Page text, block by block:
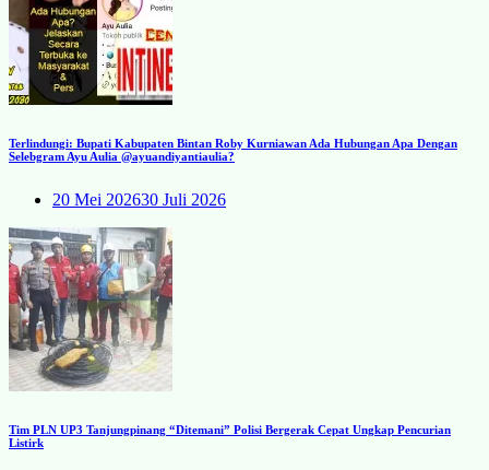
Terlindungi: Bupati Kabupaten Bintan Roby Kurniawan Ada Hubungan Apa Dengan
Selebgram Ayu Aulia @ayuandiyantiaulia?
20 Mei 202630 Juli 2026
Tim PLN UP3 Tanjungpinang “Ditemani” Polisi Bergerak Cepat Ungkap Pencurian
Listirk